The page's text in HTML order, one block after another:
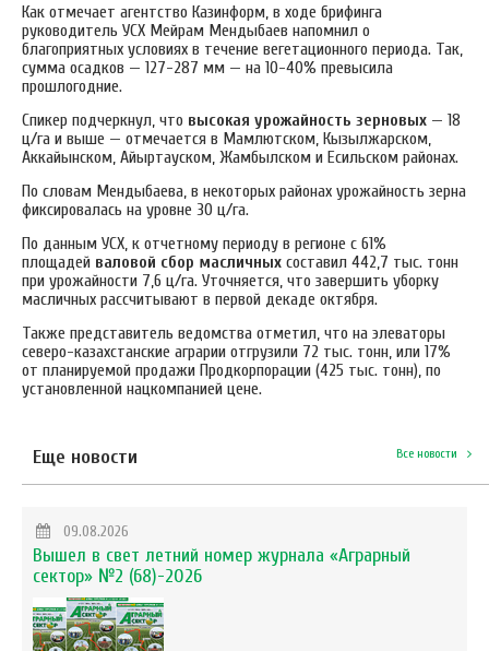
Как отмечает агентство Казинформ, в ходе брифинга
руководитель УСХ Мейрам Мендыбаев напомнил о
благоприятных условиях в течение вегетационного периода. Так,
сумма осадков — 127-287 мм — на 10-40% превысила
прошлогодние.
Спикер подчеркнул, что высокая урожайность зерновых — 18
ц/га и выше — отмечается в Мамлютском, Кызылжарском,
Аккайынском, Айыртауском, Жамбылском и Есильском районах.
По словам Мендыбаева, в некоторых районах урожайность зерна
фиксировалась на уровне 30 ц/га.
По данным УСХ, к отчетному периоду в регионе с 61%
площадей валовой сбор масличных составил 442,7 тыс. тонн
при урожайности 7,6 ц/га. Уточняется, что завершить уборку
масличных рассчитывают в первой декаде октября.
Также представитель ведомства отметил, что на элеваторы
северо-казахстанские аграрии отгрузили 72 тыс. тонн, или 17%
от планируемой продажи Продкорпорации (425 тыс. тонн), по
установленной нацкомпанией цене.
Еще новости Все новости
09.08.2026
Вышел в свет летний номер журнала «Аграрный
сектор» №2 (68)-2026